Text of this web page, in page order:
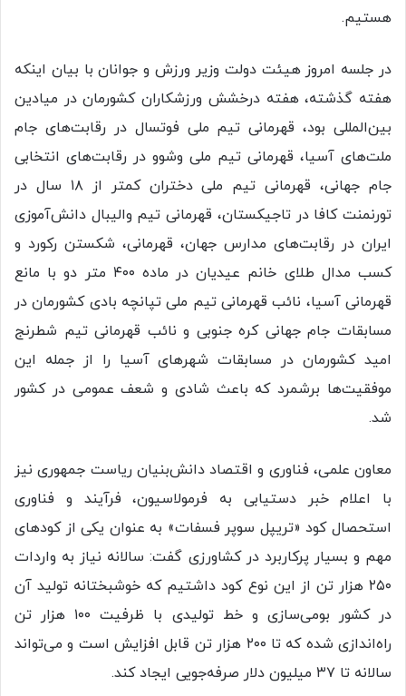
هستیم.
در جلسه امروز هیئت دولت وزیر ورزش و جوانان با بیان اینکه
هفته گذشته، هفته درخشش ورزشکاران کشورمان در میادین
بین‌المللی بود، قهرمانی تیم ملی فوتسال در رقابت‌های جام
ملت‌های آسیا، قهرمانی تیم ملی وشوو در رقابت‌های انتخابی
جام جهانی، قهرمانی تیم ملی دختران کمتر از ۱۸ سال در
تورنمنت کافا در تاجیکستان، قهرمانی تیم والیبال دانش‌آموزی
ایران در رقابت‌های مدارس جهان، قهرمانی، شکستن رکورد و
کسب مدال طلای خانم عیدیان در ماده ۴۰۰ متر دو با مانع
قهرمانی آسیا، نائب قهرمانی تیم ملی تپانچه بادی کشورمان در
مسابقات جام جهانی کره جنوبی و نائب قهرمانی تیم شطرنج
امید کشورمان در مسابقات شهرهای آسیا را از جمله این
موفقیت‌ها برشمرد که باعث شادی و شعف عمومی در کشور
شد.
معاون علمی، فناوری و اقتصاد دانش‌بنیان ریاست جمهوری نیز
با اعلام خبر دستیابی به فرمولاسیون، فرآیند و فناوری
استحصال کود «تریپل سوپر فسفات» به عنوان یکی از کودهای
مهم و بسیار پرکاربرد در کشاورزی گفت: سالانه نیاز به واردات
۲۵۰ هزار تن از این نوع کود داشتیم که خوشبختانه تولید آن
در کشور بومی‌سازی و خط تولیدی با ظرفیت ۱۰۰ هزار تن
راه‌اندازی شده که تا ۲۰۰ هزار تن قابل افزایش است و می‌تواند
سالانه تا ۳۷ میلیون دلار صرفه‌جویی ایجاد کند.